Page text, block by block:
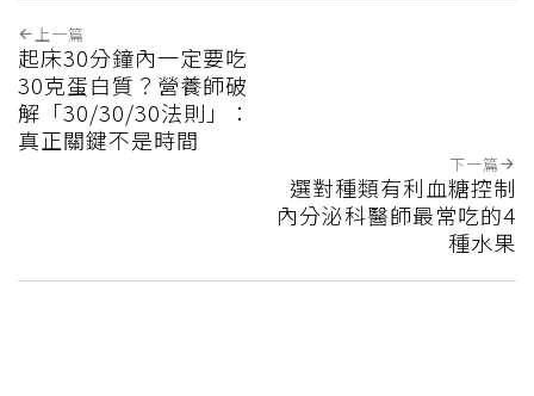
上一篇
起床30分鐘內一定要吃
30克蛋白質？營養師破
解「30/30/30法則」：
真正關鍵不是時間
下一篇
選對種類有利血糖控制
內分泌科醫師最常吃的4
種水果